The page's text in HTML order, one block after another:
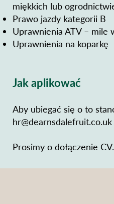
miękkich lub
Prawo jazdy kategorii B
Uprawnienia ATV – mile
Uprawnienia na koparkę
Jak aplikować
Aby ubiegać się o to
hr@dearnsdalefruit.co.uk
Prosimy o dołączenie CV.